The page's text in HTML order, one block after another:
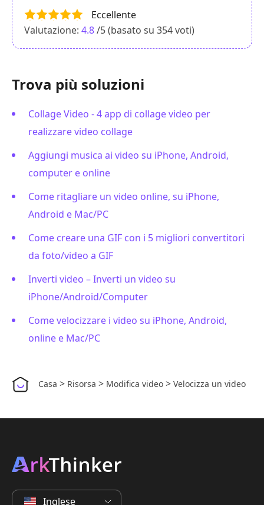
Eccellente
Valutazione: 4.8/5 (basato su 354voti)
Trova più soluzioni
Collage Video - 4 app di collage video per
realizzare video collage
Aggiungi musica ai video su iPhone, Android,
computer e online
Come ritagliare un video online, su iPhone,
Android e Mac/PC
Come creare una GIF con i 5 migliori convertitori
da foto/video a GIF
Inverti video – Inverti un video su
iPhone/Android/Computer
Come velocizzare i video su iPhone, Android,
online e Mac/PC
Casa > Risorsa > Modifica video > Velocizza un video
Inglese